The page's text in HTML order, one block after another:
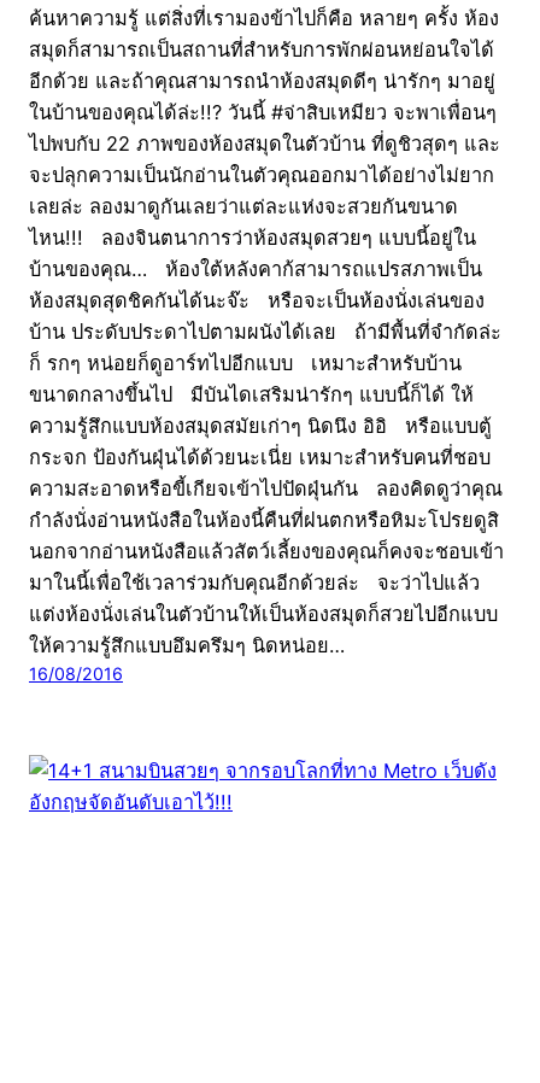
ค้นหาความรู้ แต่สิ่งที่เรามองข้าไปก็คือ หลายๆ ครั้ง ห้อง
สมุดก็สามารถเป็นสถานที่สำหรับการพักผ่อนหย่อนใจได้
อีกด้วย และถ้าคุณสามารถนำห้องสมุดดีๆ น่ารักๆ มาอยู่
ในบ้านของคุณได้ล่ะ!!? วันนี้ #จ่าสิบเหมียว จะพาเพื่อนๆ
ไปพบกับ 22 ภาพของห้องสมุดในตัวบ้าน ที่ดูชิวสุดๆ และ
จะปลุกความเป็นนักอ่านในตัวคุณออกมาได้อย่างไม่ยาก
เลยล่ะ ลองมาดูกันเลยว่าแต่ละแห่งจะสวยกันขนาด
ไหน!!! ลองจินตนาการว่าห้องสมุดสวยๆ แบบนี้อยู่ใน
บ้านของคุณ… ห้องใต้หลังคาก้สามารถแปรสภาพเป็น
ห้องสมุดสุดชิคกันได้นะจ๊ะ หรือจะเป็นห้องนั่งเล่นของ
บ้าน ประดับประดาไปตามผนังได้เลย ถ้ามีพื้นที่จำกัดล่ะ
ก็ รกๆ หน่อยก็ดูอาร์ทไปอีกแบบ เหมาะสำหรับบ้าน
ขนาดกลางขึ้นไป มีบันไดเสริมน่ารักๆ แบบนี้ก็ได้ ให้
ความรู้สึกแบบห้องสมุดสมัยเก่าๆ นิดนึง อิอิ หรือแบบตู้
กระจก ป้องกันฝุ่นได้ด้วยนะเนี่ย เหมาะสำหรับคนที่ชอบ
ความสะอาดหรือขี้เกียจเข้าไปปัดฝุ่นกัน ลองคิดดูว่าคุณ
กำลังนั่งอ่านหนังสือในห้องนี้คืนที่ฝนตกหรือหิมะโปรยดูสิ
นอกจากอ่านหนังสือแล้วสัตว์เลี้ยงของคุณก็คงจะชอบเข้า
มาในนี้เพื่อใช้เวลาร่วมกับคุณอีกด้วยล่ะ จะว่าไปแล้ว
แต่งห้องนั่งเล่นในตัวบ้านให้เป็นห้องสมุดก็สวยไปอีกแบบ
ให้ความรู้สึกแบบอึมครึมๆ นิดหน่อย…
16/08/2016